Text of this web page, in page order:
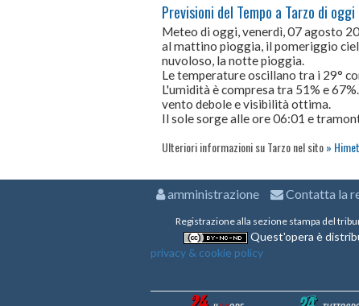
Previsioni del Tempo a Tarzo di oggi
Meteo di oggi, venerdì, 07 agosto
al mattino pioggia, il pomeriggio
nuvoloso, la notte pioggia.
Le temperature oscillano tra i 29°
L'umidità è compresa tra 51% e 67%.
vento debole e visibilità ottima.
Il sole sorge alle ore 06:01 e
Ulteriori informazioni su Tarzo nel sito
amministrazione Contatta la
Registrazione alla sezione stampa del
Quest'opera è
privacy & cookie policy